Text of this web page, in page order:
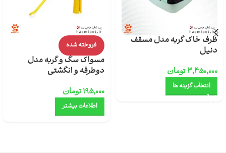
ظرف خاک گربه مدل مسقف
دنیل
۳,۴۵۰,۰۰۰تومان
انتخاب گزینه ها
فروخته شده
مسواک سگ و گربه مدل
دوطرفه و انگشتی
۱۹۵,۰۰۰تومان
اطلاعات بیشتر